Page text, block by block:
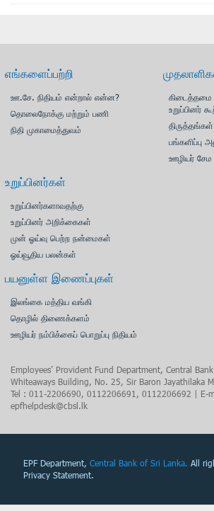
எங்களைப்பற்றி
ஊ.சே. நிதியம் என்றால் என்ன?
தொலைநோக்கு மற்றும் பணி
நிதி முகாமைத்துவம்
கிடைத்தமை
உறுப்பினர்
திருத்தங்கள்
பங்களிப்பு
ஊழியர் சேம
உறுப்பினர்கள்
உறுப்பினர்களாவதற்கு
உறுப்பினர் அறிக்கைகள்
முன் ஓய்வு பெற்ற நன்மைகள்
ஓய்வூதிய பலன்கள்
பயனுள்ள இணைப்புகள்
இலங்கை மத்திய வங்கி
தொழில் திணைக்களம்
ஊழியர் நம்பிக்கைப் பொறுப்பு நிதியம்
Employees’ Provident Fund Department, Central
Whiteaways Building, No. 25, Sir Baron Jayathilaka
Tel : 011-2206690, 0112206691, 0112206692 | E-
epfhelpdesk@cbsl.lk
EPF Department, Central Bank of Sri Lanka. All
Privacy Statement.